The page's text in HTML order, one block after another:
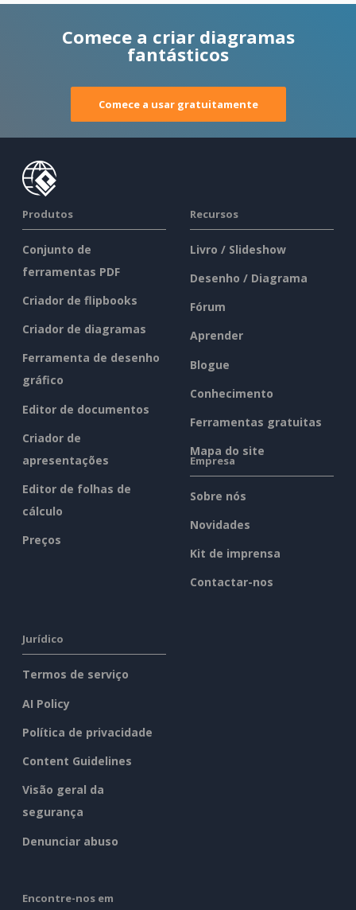
Comece a criar diagramas
fantásticos
Comece a usar gratuitamente
Produtos
Conjunto de
ferramentas PDF
Criador de flipbooks
Criador de diagramas
Ferramenta de desenho
gráfico
Editor de documentos
Criador de
apresentações
Editor de folhas de
cálculo
Preços
Recursos
Livro / Slideshow
Desenho / Diagrama
Fórum
Aprender
Blogue
Conhecimento
Ferramentas gratuitas
Mapa do site
Empresa
Sobre nós
Novidades
Kit de imprensa
Contactar-nos
Jurídico
Termos de serviço
AI Policy
Política de privacidade
Content Guidelines
Visão geral da
segurança
Denunciar abuso
Encontre-nos em